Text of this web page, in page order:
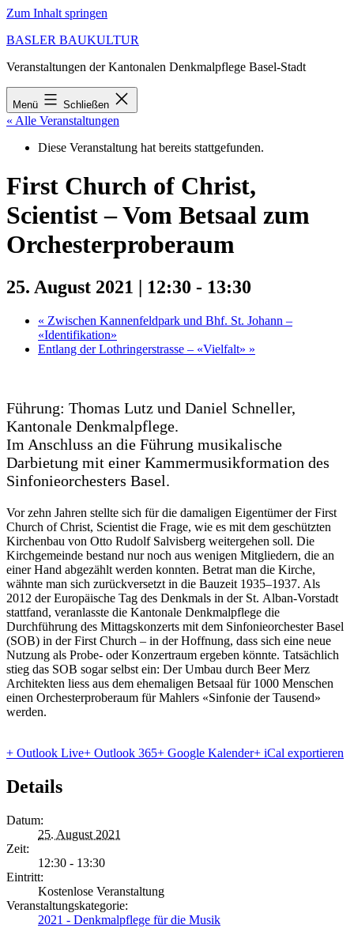
Zum Inhalt springen
BASLER BAUKULTUR
Veranstaltungen der Kantonalen Denkmalpflege Basel-Stadt
Menü Schließen
« Alle Veranstaltungen
Diese Veranstaltung hat bereits stattgefunden.
First Church of Christ,
Scientist – Vom Betsaal zum
Orchesterproberaum
25. August 2021 | 12:30 - 13:30
« Zwischen Kannenfeldpark und Bhf. St. Johann –
«Identifikation»
Entlang der Lothringerstrasse – «Vielfalt» »
Führung: Thomas Lutz und Daniel Schneller,
Kantonale Denkmalpflege.
Im Anschluss an die Führung musikalische
Darbietung mit einer Kammermusikformation des
Sinfonieorchesters Basel.
Vor zehn Jahren stellte sich für die damaligen Eigentümer der First
Church of Christ, Scientist die Frage, wie es mit dem geschützten
Kirchenbau von Otto Rudolf Salvisberg weitergehen soll. Die
Kirchgemeinde bestand nur noch aus wenigen Mitgliedern, die an
einer Hand abgezählt werden konnten. Betrat man die Kirche,
wähnte man sich zurückversetzt in die Bauzeit 1935–1937. Als
2012 der Europäische Tag des Denkmals in der St. Alban-Vorstadt
stattfand, veranlasste die Kantonale Denkmalpflege die
Durchführung des Mittagskonzerts mit dem Sinfonieorchester Basel
(SOB) in der First Church – in der Hoffnung, dass sich eine neue
Nutzung als Probe- oder Konzertraum ergeben könnte. Tatsächlich
stieg das SOB sogar selbst ein: Der Umbau durch Beer Merz
Architekten liess aus dem ehemaligen Betsaal für 1000 Menschen
einen Orchesterproberaum für Mahlers «Sinfonie der Tausend»
werden.
+ Outlook Live+ Outlook 365+ Google Kalender+ iCal exportieren
Details
Datum:
25. August 2021
Zeit:
12:30 - 13:30
Eintritt:
Kostenlose Veranstaltung
Veranstaltungskategorie:
2021 - Denkmalpflege für die Musik